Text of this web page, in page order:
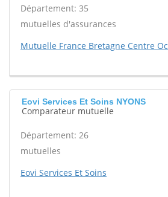
Département: 35
mutuelles d'assurances
Mutuelle France Bretagne Centre
Eovi Services Et Soins NYONS
Comparateur mutuelle
Département: 26
mutuelles
Eovi Services Et Soins